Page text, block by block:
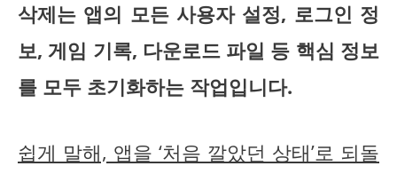
삭제는 앱의 모든 사용자 설정, 로그인 정
보, 게임 기록, 다운로드 파일 등 핵심 정보
를 모두 초기화하는 작업입니다.
쉽게 말해, 앱을 ‘처음 깔았던 상태’로 되돌